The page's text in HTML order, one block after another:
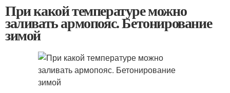
При какой температуре можно
заливать армопояс. Бетонирование
зимой